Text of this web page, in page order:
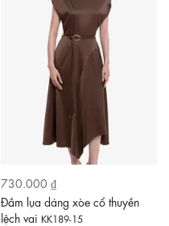
730.000 ₫
Đầm lụa dáng xòe cổ thuyền
lệch vai KK189-15